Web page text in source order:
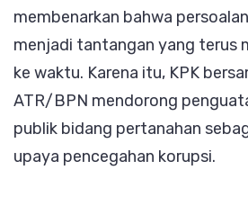
membenarkan bahwa
menjadi tantangan yang terus
ke waktu. Karena itu, KPK
ATR/BPN mendorong
publik bidang pertanahan
upaya pencegahan korupsi.